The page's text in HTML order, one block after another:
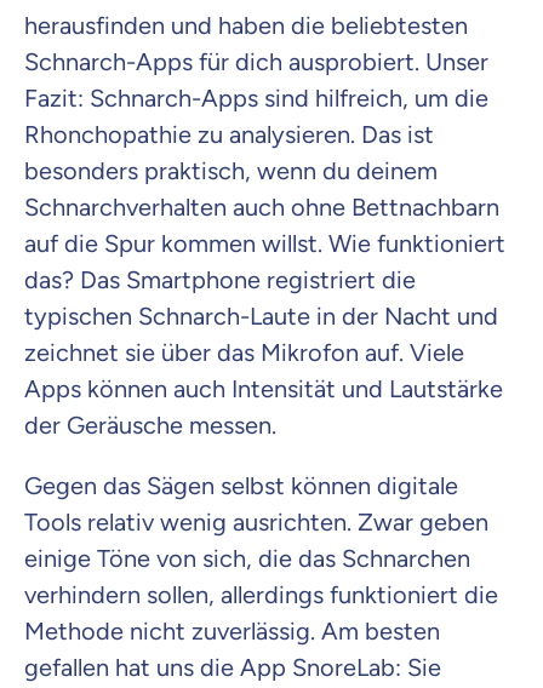
herausfinden und haben die beliebtesten
Schnarch-Apps für dich ausprobiert. Unser
Fazit: Schnarch-Apps sind hilfreich, um die
Rhonchopathie zu analysieren. Das ist
besonders praktisch, wenn du deinem
Schnarchverhalten auch ohne Bettnachbarn
auf die Spur kommen willst. Wie funktioniert
das? Das Smartphone registriert die
typischen Schnarch-Laute in der Nacht und
zeichnet sie über das Mikrofon auf. Viele
Apps können auch Intensität und Lautstärke
der Geräusche messen.
Gegen das Sägen selbst können digitale
Tools relativ wenig ausrichten. Zwar geben
einige Töne von sich, die das Schnarchen
verhindern sollen, allerdings funktioniert die
Methode nicht zuverlässig. Am besten
gefallen hat uns die App SnoreLab: Sie